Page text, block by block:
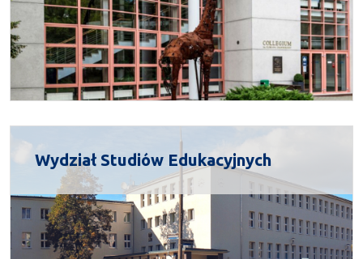
Wydział Studiów Edukacyjnych